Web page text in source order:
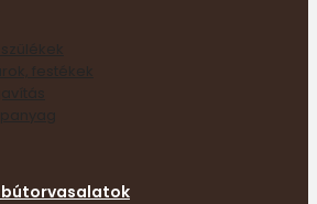
festékek
bútorvasalatok